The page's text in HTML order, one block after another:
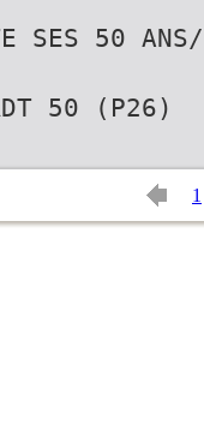
SES 50
50 (P26)
1